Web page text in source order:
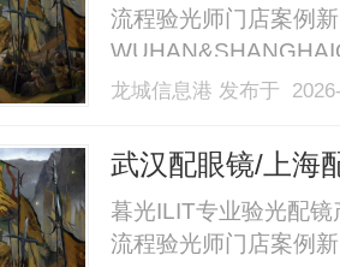
流程验光师门店案例
业验光配镜的写字楼
40%-60%优惠，兼顾
龙城信息港 发布于
武汉配眼镜/上海
暮光ILIT专业验光配
流程验光师门店案例